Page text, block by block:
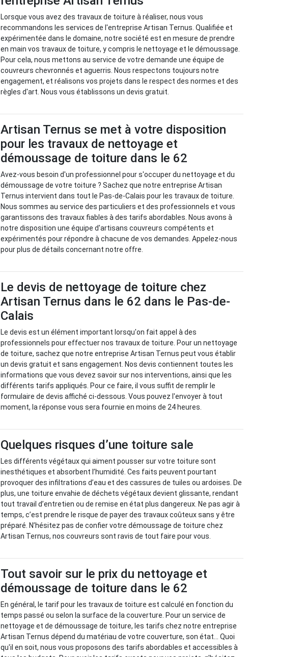
Lorsque vous avez des travaux de toiture à réaliser, nous vous
recommandons les services de l'entreprise Artisan Ternus. Qualifiée et
expérimentée dans le domaine, notre société est en mesure de prendre
en main vos travaux de toiture, y compris le nettoyage et le démoussage.
Pour cela, nous mettons au service de votre demande une équipe de
couvreurs chevronnés et aguerris. Nous respectons toujours notre
engagement, et réalisons vos projets dans le respect des normes et des
règles d'art. Nous vous établissons un devis gratuit.
Artisan Ternus se met à votre disposition
pour les travaux de nettoyage et
démoussage de toiture dans le 62
Avez-vous besoin d'un professionnel pour s'occuper du nettoyage et du
démoussage de votre toiture ? Sachez que notre entreprise Artisan
Ternus intervient dans tout le Pas-de-Calais pour les travaux de toiture.
Nous sommes au service des particuliers et des professionnels et vous
garantissons des travaux fiables à des tarifs abordables. Nous avons à
notre disposition une équipe d'artisans couvreurs compétents et
expérimentés pour répondre à chacune de vos demandes. Appelez-nous
pour plus de détails concernant notre offre.
Le devis de nettoyage de toiture chez
Artisan Ternus dans le 62 dans le Pas-de-
Calais
Le devis est un élément important lorsqu'on fait appel à des
professionnels pour effectuer nos travaux de toiture. Pour un nettoyage
de toiture, sachez que notre entreprise Artisan Ternus peut vous établir
un devis gratuit et sans engagement. Nos devis contiennent toutes les
informations que vous devez savoir sur nos interventions, ainsi que les
différents tarifs appliqués. Pour ce faire, il vous suffit de remplir le
formulaire de devis affiché ci-dessous. Vous pouvez l'envoyer à tout
moment, la réponse vous sera fournie en moins de 24 heures.
Quelques risques d’une toiture sale
Les différents végétaux qui aiment pousser sur votre toiture sont
inesthétiques et absorbent l’humidité. Ces faits peuvent pourtant
provoquer des infiltrations d’eau et des cassures de tuiles ou ardoises. De
plus, une toiture envahie de déchets végétaux devient glissante, rendant
tout travail d’entretien ou de remise en état plus dangereux. Ne pas agir à
temps, c’est prendre le risque de payer des travaux coûteux sans y être
préparé. N’hésitez pas de confier votre démoussage de toiture chez
Artisan Ternus, nos couvreurs sont ravis de tout faire pour vous.
Tout savoir sur le prix du nettoyage et
démoussage de toiture dans le 62
En général, le tarif pour les travaux de toiture est calculé en fonction du
temps passé ou selon la surface de la couverture. Pour un service de
nettoyage et de démoussage de toiture, les tarifs chez notre entreprise
Artisan Ternus dépend du matériau de votre couverture, son état... Quoi
qu'il en soit, nous vous proposons des tarifs abordables et accessibles à